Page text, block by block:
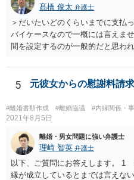
髙橋 俊太 弁護士
＞だいたいどのくらいまでに支払
バイケースなので一概には言えま
間を設定するのが一般的だと思われ
5 元彼女からの慰謝料請
#離婚書類作成 #離婚協議 #内縁関係・
2021年8月5日
離婚・男女問題に強い弁護士
理崎 智英 弁護士
以下、ご質問にお答えします。 1
縁が成立しているとまでは言えな